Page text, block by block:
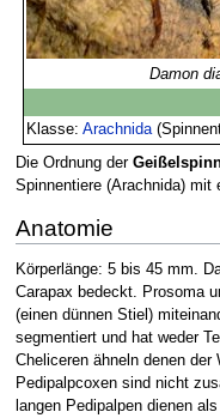
Damon
Klasse:Arachnida
Die Ordnung der
Spinnentiere (Arachnida) mit
Anatomie
Körperlänge: 5 bis 45 mm.
Carapax bedeckt. Prosoma
(einen dünnen Stiel)
segmentiert und hat weder
Cheliceren ähneln denen der
Pedipalpcoxen sind nicht
langen Pedipalpen dienen